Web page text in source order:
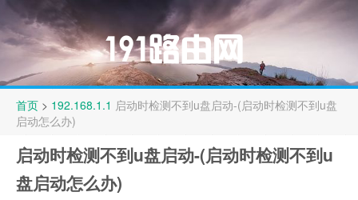
首页 > 192.168.1.1 启动时检测不到u盘启动-(启动时检测不到u盘
启动怎么办)
启动时检测不到u盘启动-(启动时检测不到u
盘启动怎么办)